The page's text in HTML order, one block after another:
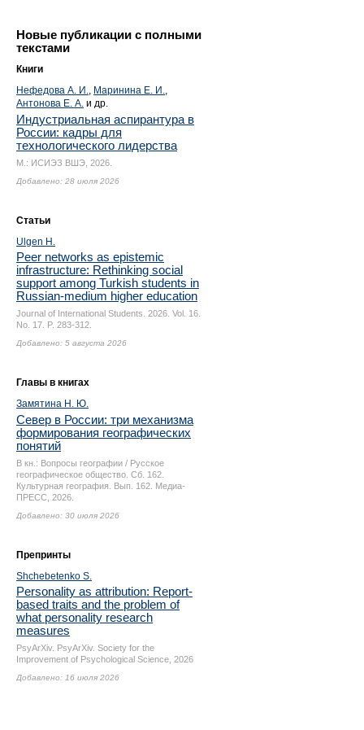
Новые публикации с полными
текстами
Книги
Нефедова А. И., Маринина Е. И.,
Антонова Е. А. и др.
Индустриальная аспирантура в
России: кадры для
технологического лидерства
М.: ИСИЭЗ ВШЭ, 2026.
Добавлено: 28 июля 2026
Статьи
Ulgen H.
Peer networks as epistemic
infrastructure: Rethinking social
support among Turkish students in
Russian-medium higher education
Journal of International Students. 2026. Vol. 16.
No. 17. P. 283-312.
Добавлено: 5 августа 2026
Главы в книгах
Замятина Н. Ю.
Север в России: три механизма
формирования географических
понятий
В кн.: Вопросы географии / Русское
географическое общество. Сб. 162.
Культурная география. Вып. 162. Медиа-
ПРЕСС, 2026.
Добавлено: 30 июля 2026
Препринты
Shchebetenko S.
Personality as attribution: Report-
based traits and the problem of
what personality research
measures
PsyArXiv. PsyArXiv. Society for the
Improvement of Psychological Science, 2026
Добавлено: 16 июля 2026